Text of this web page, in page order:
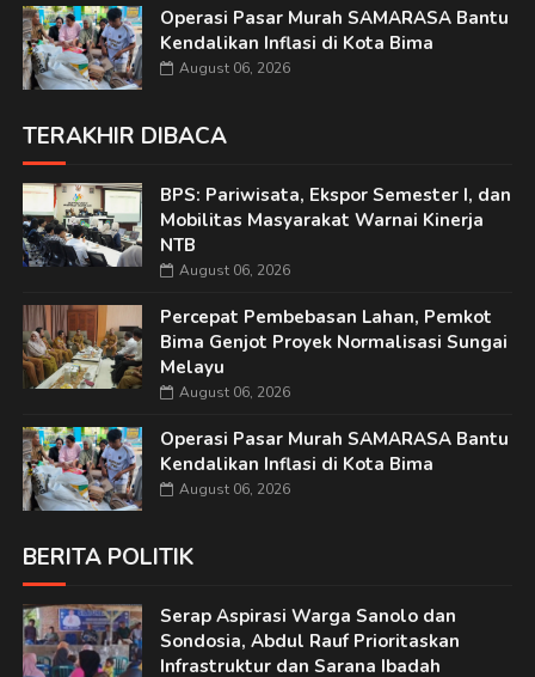
Operasi Pasar Murah SAMARASA Bantu
Kendalikan Inflasi di Kota Bima
August 06, 2026
TERAKHIR DIBACA
BPS: Pariwisata, Ekspor Semester I, dan
Mobilitas Masyarakat Warnai Kinerja
NTB
August 06, 2026
Percepat Pembebasan Lahan, Pemkot
Bima Genjot Proyek Normalisasi Sungai
Melayu
August 06, 2026
Operasi Pasar Murah SAMARASA Bantu
Kendalikan Inflasi di Kota Bima
August 06, 2026
BERITA POLITIK
Serap Aspirasi Warga Sanolo dan
Sondosia, Abdul Rauf Prioritaskan
Infrastruktur dan Sarana Ibadah